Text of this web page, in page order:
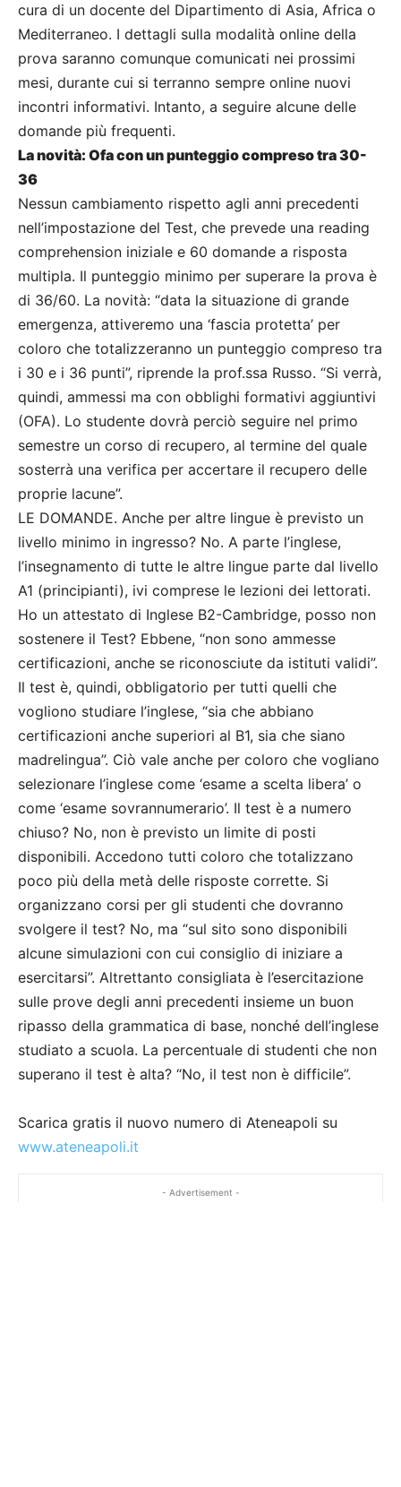
cura di un docente del Dipartimento di Asia, Africa o
Mediterraneo. I dettagli sulla modalità online della
prova saranno comunque comunicati nei prossimi
mesi, durante cui si terranno sempre online nuovi
incontri informativi. Intanto, a seguire alcune delle
domande più frequenti.
La novità: Ofa con un punteggio compreso tra 30-
36
Nessun cambiamento rispetto agli anni precedenti
nell’impostazione del Test, che prevede una reading
comprehension iniziale e 60 domande a risposta
multipla. Il punteggio minimo per superare la prova è
di 36/60. La novità: “data la situazione di grande
emergenza, attiveremo una ‘fascia protetta’ per
coloro che totalizzeranno un punteggio compreso tra
i 30 e i 36 punti”, riprende la prof.ssa Russo. “Si verrà,
quindi, ammessi ma con obblighi formativi aggiuntivi
(OFA). Lo studente dovrà perciò seguire nel primo
semestre un corso di recupero, al termine del quale
sosterrà una verifica per accertare il recupero delle
proprie lacune”.
LE DOMANDE. Anche per altre lingue è previsto un
livello minimo in ingresso? No. A parte l’inglese,
l’insegnamento di tutte le altre lingue parte dal livello
A1 (principianti), ivi comprese le lezioni dei lettorati.
Ho un attestato di Inglese B2-Cambridge, posso non
sostenere il Test? Ebbene, “non sono ammesse
certificazioni, anche se riconosciute da istituti validi”.
Il test è, quindi, obbligatorio per tutti quelli che
vogliono studiare l’inglese, “sia che abbiano
certificazioni anche superiori al B1, sia che siano
madrelingua”. Ciò vale anche per coloro che vogliano
selezionare l’inglese come ‘esame a scelta libera’ o
come ‘esame sovrannumerario’. Il test è a numero
chiuso? No, non è previsto un limite di posti
disponibili. Accedono tutti coloro che totalizzano
poco più della metà delle risposte corrette. Si
organizzano corsi per gli studenti che dovranno
svolgere il test? No, ma “sul sito sono disponibili
alcune simulazioni con cui consiglio di iniziare a
esercitarsi”. Altrettanto consigliata è l’esercitazione
sulle prove degli anni precedenti insieme un buon
ripasso della grammatica di base, nonché dell’inglese
studiato a scuola. La percentuale di studenti che non
superano il test è alta? “No, il test non è difficile”.
Scarica gratis il nuovo numero di Ateneapoli su
www.ateneapoli.it
- Advertisement -